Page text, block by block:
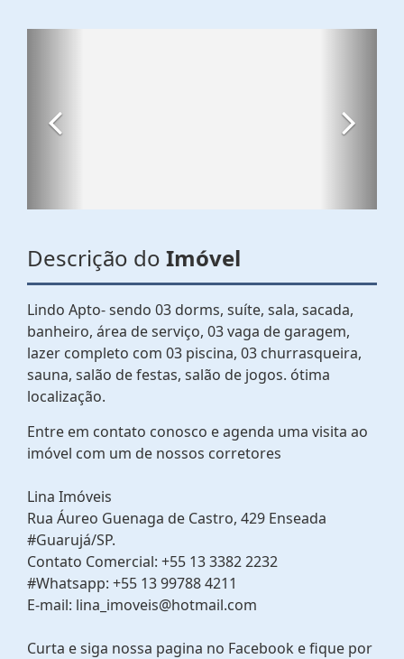
Descrição do Imóvel
Lindo Apto- sendo 03 dorms, suíte, sala, sacada,
banheiro, área de serviço, 03 vaga de garagem,
lazer completo com 03 piscina, 03 churrasqueira,
sauna, salão de festas, salão de jogos. ótima
localização.
Entre em contato conosco e agenda uma visita ao
imóvel com um de nossos corretores
Lina Imóveis
Rua Áureo Guenaga de Castro, 429 Enseada
#Guarujá/SP.
Contato Comercial: +55 13 3382 2232
#Whatsapp: +55 13 99788 4211
E-mail: lina_imoveis@hotmail.com
Curta e siga nossa pagina no Facebook e fique por